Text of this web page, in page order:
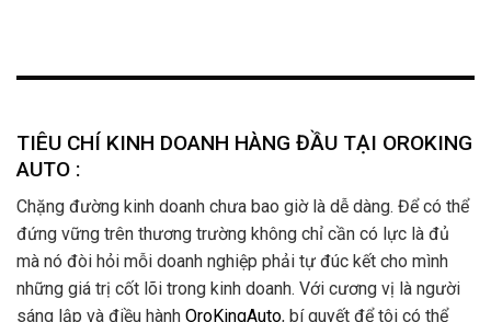
TIÊU CHÍ KINH DOANH HÀNG ĐẦU TẠI OROKING
AUTO :
Chặng đường kinh doanh chưa bao giờ là dễ dàng. Để có thể
đứng vững trên thương trường không chỉ cần có lực là đủ
mà nó đòi hỏi mỗi doanh nghiệp phải tự đúc kết cho mình
những giá trị cốt lõi trong kinh doanh. Với cương vị là người
sáng lập và điều hành OroKingAuto, bí quyết để tôi có thể